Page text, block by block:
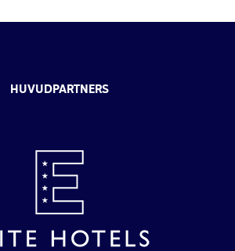
HUVUDPARTNERS